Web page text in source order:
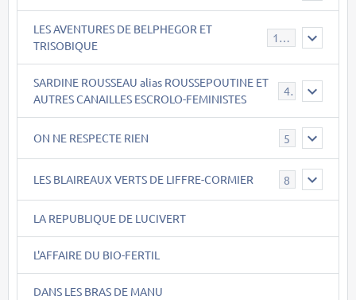
LES AVENTURES DE BELPHEGOR ET
TRISOBIQUE
147
SARDINE ROUSSEAU alias ROUSSEPOUTINE ET
AUTRES CANAILLES ESCROLO-FEMINISTES
40
ON NE RESPECTE RIEN 5
LES BLAIREAUX VERTS DE LIFFRE-CORMIER 8
LA REPUBLIQUE DE LUCIVERT
L'AFFAIRE DU BIO-FERTIL
DANS LES BRAS DE MANU